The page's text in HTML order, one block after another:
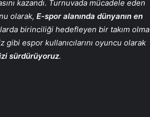
kazandı. Turnuvada mücadele eden
olarak, E-spor alanında dünyanın en
birinciliği hedefleyen bir takım olma
espor kullanıcılarını oyuncu olarak
sürdürüyoruz.